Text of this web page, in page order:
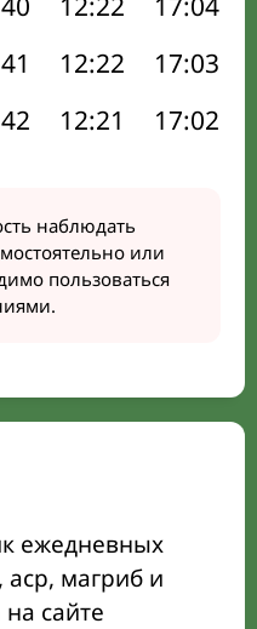
12:22 17:03
12:21 17:02
наблюдать
или
пользоваться
ежедневных
магриб и
сайте